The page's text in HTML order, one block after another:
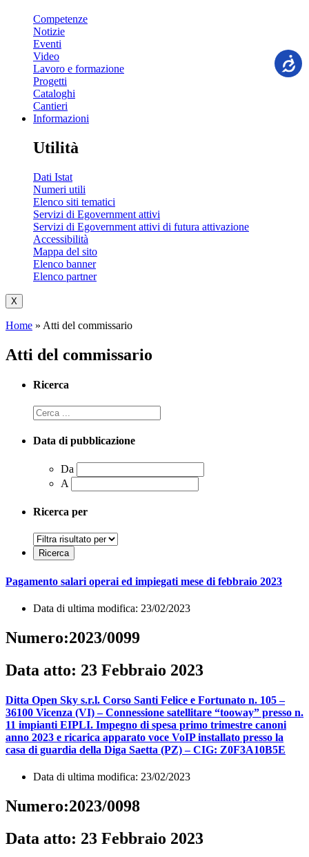
Competenze
Notizie
Eventi
Video
Lavoro e formazione
Progetti
Cataloghi
Cantieri
Informazioni
Utilità
Dati Istat
Numeri utili
Elenco siti tematici
Servizi di Egovernment attivi
Servizi di Egovernment attivi di futura attivazione
Accessibilità
Mappa del sito
Elenco banner
Elenco partner
X
Home » Atti del commissario
Atti del commissario
Ricerca
Data di pubblicazione
Da
A
Ricerca per
Pagamento salari operai ed impiegati mese di febbraio 2023
Data di ultima modifica: 23/02/2023
Numero:2023/0099
Data atto: 23 Febbraio 2023
Ditta Open Sky s.r.l. Corso Santi Felice e Fortunato n. 105 –
36100 Vicenza (VI) – Connessione satellitare “tooway” presso n.
11 impianti EIPLI. Impegno di spesa primo trimestre canoni
anno 2023 e ricarica apparato voce VoIP installato presso la
casa di guardia della Diga Saetta (PZ) – CIG: Z0F3A10B5E
Data di ultima modifica: 23/02/2023
Numero:2023/0098
Data atto: 23 Febbraio 2023